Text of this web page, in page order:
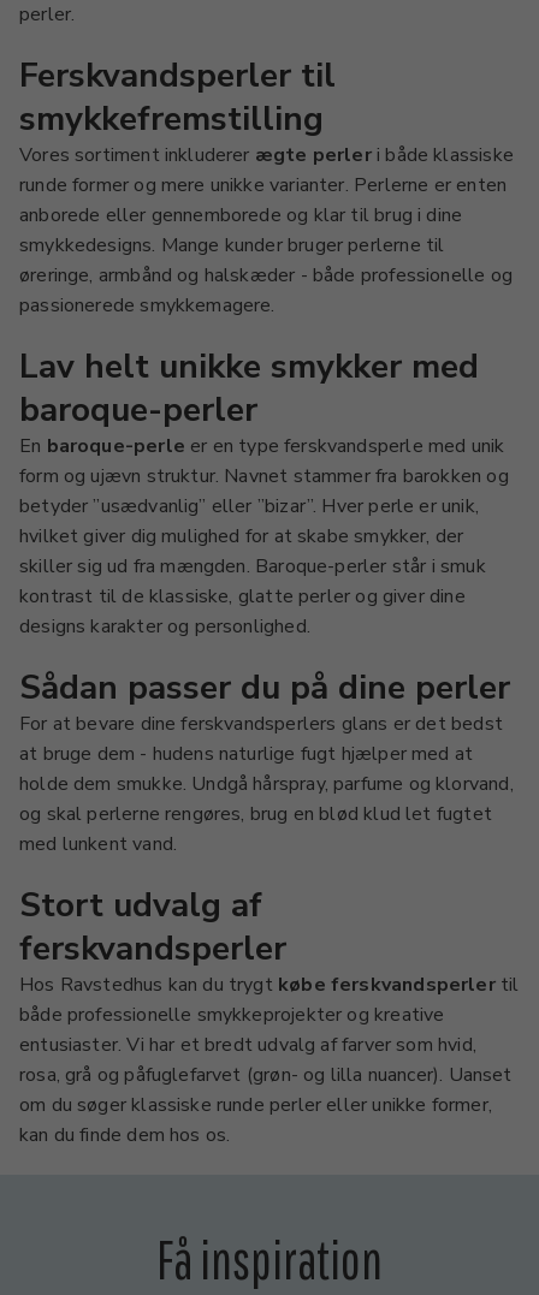
perler.
Ferskvandsperler til
smykkefremstilling
Vores sortiment inkluderer ægte perleri både klassiske
runde former og mere unikke varianter. Perlerne er enten
anborede eller gennemborede og klar til brug i dine
smykkedesigns. Mange kunder bruger perlerne til
øreringe, armbånd og halskæder - både professionelle og
passionerede smykkemagere.
Lav helt unikke smykker med
baroque-perler
En baroque-perle er en type ferskvandsperle med unik
form og ujævn struktur. Navnet stammer fra barokken og
betyder ”usædvanlig” eller ”bizar”. Hver perle er unik,
hvilket giver dig mulighed for at skabe smykker, der
skiller sig ud fra mængden. Baroque-perler står i smuk
kontrast til de klassiske, glatte perler og giver dine
designs karakter og personlighed.
Sådan passer du på dine perler
For at bevare dine ferskvandsperlers glans er det bedst
at bruge dem - hudens naturlige fugt hjælper med at
holde dem smukke. Undgå hårspray, parfume og klorvand,
og skal perlerne rengøres, brug en blød klud let fugtet
med lunkent vand.
Stort udvalg af
ferskvandsperler
Hos Ravstedhus kan du trygt købe ferskvandsperlertil
både professionelle smykkeprojekter og kreative
entusiaster. Vi har et bredt udvalg af farver som hvid,
rosa, grå og påfuglefarvet (grøn- og lilla nuancer). Uanset
om du søger klassiske runde perler eller unikke former,
kan du finde dem hos os.
Få inspiration